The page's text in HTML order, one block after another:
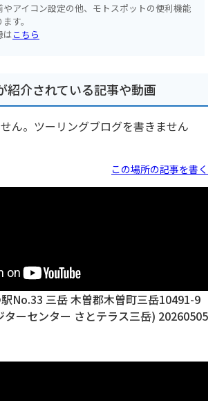
アイコン設定の他、モトスポットの便利機能
す。
はこちら
紹介されている記事や動画
ん。ツーリングブログを書きません
この場所の記事を書く
No.33 三岳 木曽郡木曽町三岳10491-9
ターセンター さとテラス三岳) 20260505